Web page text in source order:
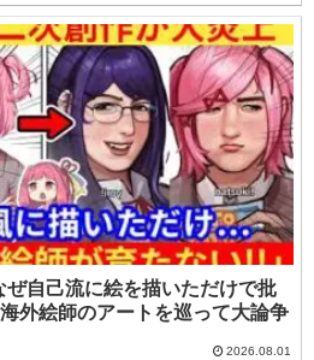
ぜ自己流に絵を描いただけで批
外絵師のアートを巡って大論争
2026.08.01